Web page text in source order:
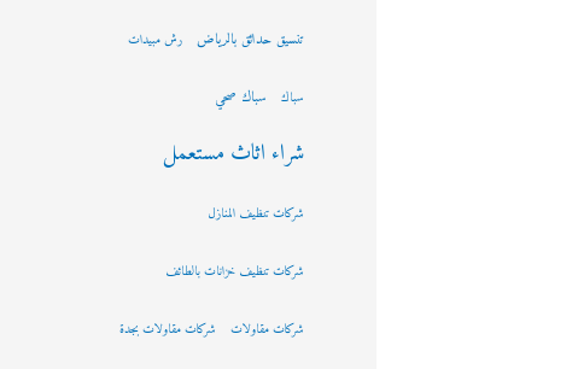
تنسيق حدائق بالرياض رش مبيدات
سباك سباك صحي
شراء اثاث مستعمل
شركات تنظيف المنازل
شركات تنظيف خزانات بالطائف
شركات مقاولات شركات مقاولات بجدة